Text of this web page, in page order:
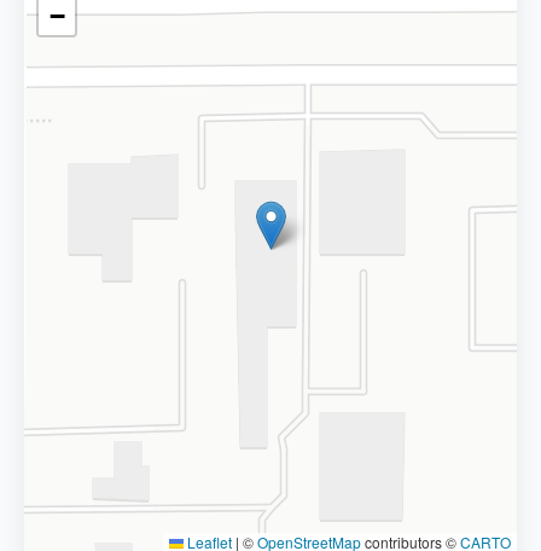
−
Leaflet | ©OpenStreetMapcontributors ©CARTO